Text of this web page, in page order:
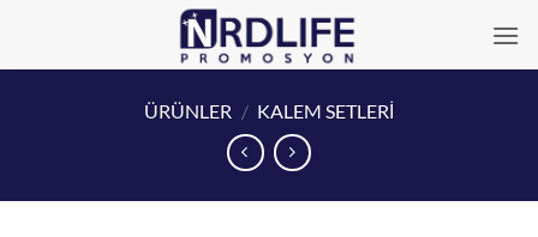
ÜRÜNLER / KALEM SETLERİ